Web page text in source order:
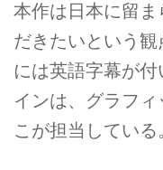
本作は日本に留
だきたいという
には英語字幕が
インは、グラフ
こが担当している